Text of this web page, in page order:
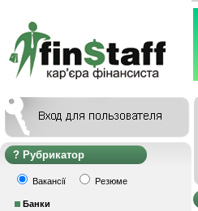
Рубрикатор
Вакансії Резюме
Банки